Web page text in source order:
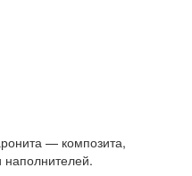
— композита,
наполнителей.